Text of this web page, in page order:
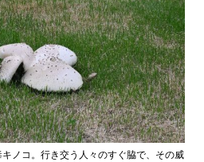
ノコ。行き交う人々のすぐ脇で、その威